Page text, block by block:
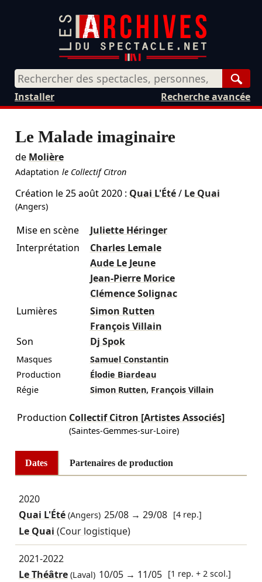
Recherche avancée
Installer
Le Malade imaginaire
de Molière
Adaptation le Collectif Citron
Création le25 août 2020: Quai L'Été/ Le Quai
(Angers)
Mise en scène
Juliette Héringer
Interprétation
Charles Lemale
Aude Le Jeune
Jean-Pierre Morice
Clémence Solignac
Lumières
Simon Rutten
François Villain
Son
Dj Spok
Masques
Samuel Constantin
Production
Élodie Biardeau
Régie
Simon Rutten, François Villain
Production Collectif Citron [Artistes Associés]
(Saintes-Gemmes-sur-Loire)
Dates Partenaires de production
2020
Quai L'Été(Angers) 25/08 →29/08 [4 rep.]
Le Quai (Cour logistique)
2021-2022
Le Théâtre(Laval) 10/05 → 11/05 [1 rep. + 2 scol.]